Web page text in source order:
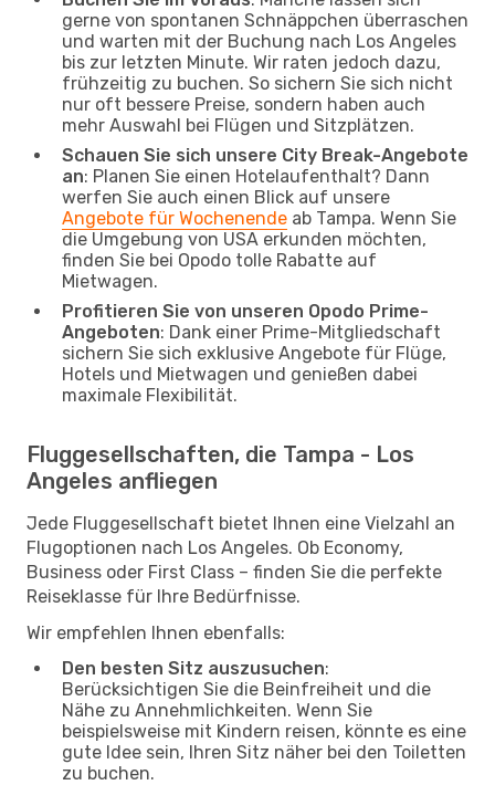
gerne von spontanen Schnäppchen überraschen
und warten mit der Buchung nach Los Angeles
bis zur letzten Minute. Wir raten jedoch dazu,
frühzeitig zu buchen. So sichern Sie sich nicht
nur oft bessere Preise, sondern haben auch
mehr Auswahl bei Flügen und Sitzplätzen.
Schauen Sie sich unsere City Break-Angebote
an: Planen Sie einen Hotelaufenthalt? Dann
werfen Sie auch einen Blick auf unsere
Angebote für Wochenende ab Tampa. Wenn Sie
die Umgebung von USA erkunden möchten,
finden Sie bei Opodo tolle Rabatte auf
Mietwagen.
Profitieren Sie von unseren Opodo Prime-
Angeboten: Dank einer Prime-Mitgliedschaft
sichern Sie sich exklusive Angebote für Flüge,
Hotels und Mietwagen und genießen dabei
maximale Flexibilität.
Fluggesellschaften, die Tampa - Los
Angeles anfliegen
Jede Fluggesellschaft bietet Ihnen eine Vielzahl an
Flugoptionen nach Los Angeles. Ob Economy,
Business oder First Class – finden Sie die perfekte
Reiseklasse für Ihre Bedürfnisse.
Wir empfehlen Ihnen ebenfalls:
Den besten Sitz auszusuchen:
Berücksichtigen Sie die Beinfreiheit und die
Nähe zu Annehmlichkeiten. Wenn Sie
beispielsweise mit Kindern reisen, könnte es eine
gute Idee sein, Ihren Sitz näher bei den Toiletten
zu buchen.